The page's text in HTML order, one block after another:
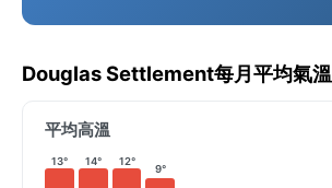
Douglas Settlement每月平均氣溫
平均高溫
13° 14° 12°
9°